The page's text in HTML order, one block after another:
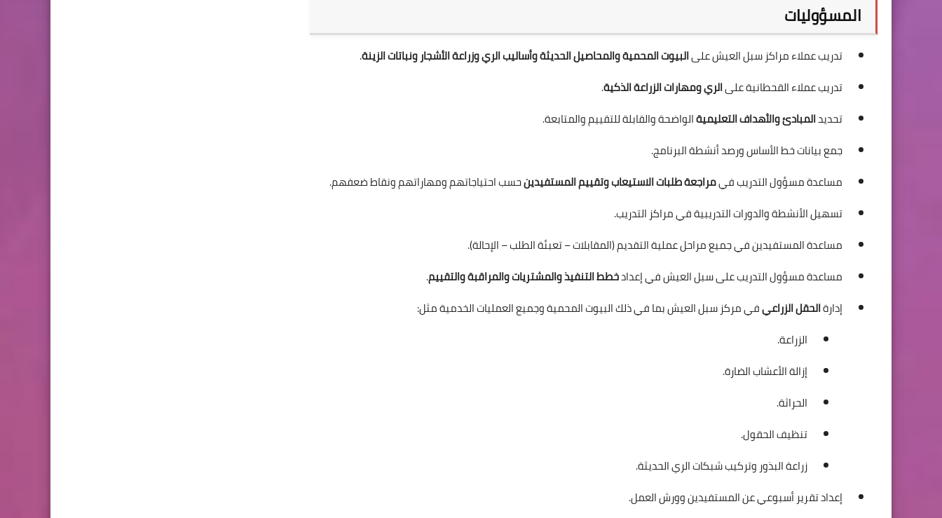
المسؤوليات
تدريب عملاء مراكز سبل العيش علىالبيوت المحمية والمحاصيل الحديثة وأساليب الري وزراعة الأشجار ونباتات الزينة.
تدريب عملاء القحطانية علىالري ومهارات الزراعة الذكية.
تحديدالمبادئ والأهداف التعليميةالواضحة والقابلة للتقييم والمتابعة.
جمع بيانات خط الأساس ورصد أنشطة البرنامج.
مساعدة مسؤول التدريب فيمراجعة طلبات الاستيعاب وتقييم المستفيدينحسب احتياجاتهم ومهاراتهم ونقاط ضعفهم.
تسهيل الأنشطة والدورات التدريبية في مراكز التدريب.
مساعدة المستفيدين في جميع مراحل عملية التقديم (المقابلات – تعبئة الطلب – الإحالة).
مساعدة مسؤول التدريب على سبل العيش في إعدادخطط التنفيذ والمشتريات والمراقبة والتقييم.
إدارةالحقل الزراعيفي مركز سبل العيش بما في ذلك البيوت المحمية وجميع العمليات الخدمية مثل:
الزراعة.
إزالة الأعشاب الضارة.
الحراثة.
تنظيف الحقول.
زراعة البذور وتركيب شبكات الري الحديثة.
إعداد تقرير أسبوعي عن المستفيدين وورش العمل.